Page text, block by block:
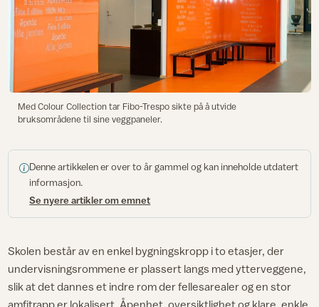
Med Colour Collection tar Fibo-Trespo sikte på å utvide
bruksområdene til sine veggpaneler.
Denne artikkelen er over to år gammel og kan inneholde utdatert
informasjon.
Se nyere artikler om emnet
Skolen består av en enkel bygningskropp i to etasjer, der
undervisningsrommene er plassert langs med ytterveggene,
slik at det dannes et indre rom der fellesarealer og en stor
amfitrapp er lokalisert. Åpenhet, oversiktlighet og klare, enkle